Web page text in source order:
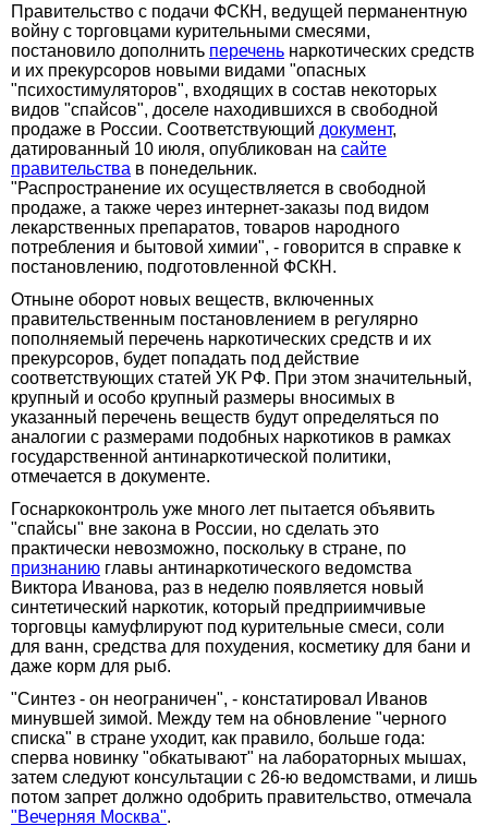
Правительство с подачи ФСКН, ведущей перманентную
войну с торговцами курительными смесями,
постановило дополнить перечень наркотических средств
и их прекурсоров новыми видами "опасных
"психостимуляторов", входящих в состав некоторых
видов "спайсов", доселе находившихся в свободной
продаже в России. Соответствующий документ,
датированный 10 июля, опубликован на сайте
правительства в понедельник.
"Распространение их осуществляется в свободной
продаже, а также через интернет-заказы под видом
лекарственных препаратов, товаров народного
потребления и бытовой химии", - говорится в справке к
постановлению, подготовленной ФСКН.
Отныне оборот новых веществ, включенных
правительственным постановлением в регулярно
пополняемый перечень наркотических средств и их
прекурсоров, будет попадать под действие
соответствующих статей УК РФ. При этом значительный,
крупный и особо крупный размеры вносимых в
указанный перечень веществ будут определяться по
аналогии с размерами подобных наркотиков в рамках
государственной антинаркотической политики,
отмечается в документе.
Госнаркоконтроль уже много лет пытается объявить
"спайсы" вне закона в России, но сделать это
практически невозможно, поскольку в стране, по
признанию главы антинаркотического ведомства
Виктора Иванова, раз в неделю появляется новый
синтетический наркотик, который предприимчивые
торговцы камуфлируют под курительные смеси, соли
для ванн, средства для похудения, косметику для бани и
даже корм для рыб.
"Синтез - он неограничен", - констатировал Иванов
минувшей зимой. Между тем на обновление "черного
списка" в стране уходит, как правило, больше года:
сперва новинку "обкатывают" на лабораторных мышах,
затем следуют консультации с 26-ю ведомствами, и лишь
потом запрет должно одобрить правительство, отмечала
"Вечерняя Москва".